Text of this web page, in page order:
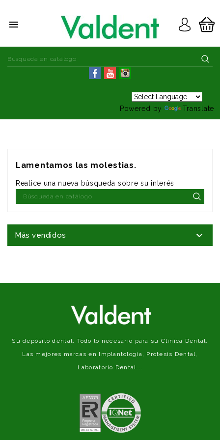

Powered by Translate
Lamentamos las molestias.
Realice una nueva búsqueda sobre su interés
Más vendidos 
Su depósito dental. Todo lo necesario para su Clínica Dental.
Las mejores marcas en Implantología, Prótesis Dental,
Laboratorio Dental...